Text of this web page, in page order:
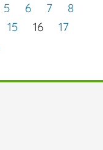
5 6 7
8
15 16
17